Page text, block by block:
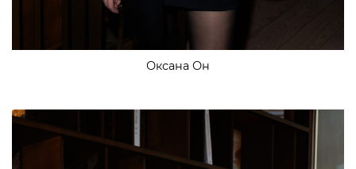
Оксана Он